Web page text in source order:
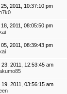
2011, 10:37:10 pm
2011, 08:05:50 pm
2011, 08:39:43 pm
23, 2011, 12:53:45 am
19, 2011, 03:56:15 am